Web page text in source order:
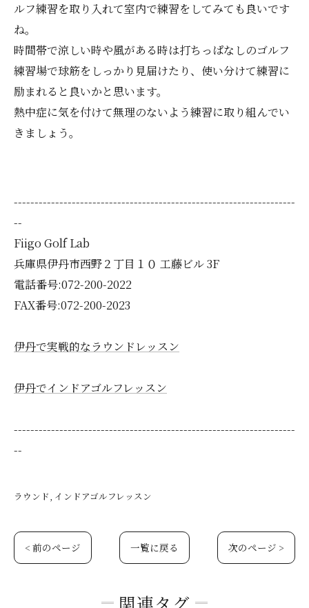
ルフ練習を取り入れて室内で練習をしてみても良いです
ね。
時間帯で涼しい時や風がある時は打ちっぱなしのゴルフ
練習場で球筋をしっかり見届けたり、使い分けて練習に
励まれると良いかと思います。
熱中症に気を付けて無理のないよう練習に取り組んでい
きましょう。
--------------------------------------------------------------------
--
Fiigo Golf Lab
兵庫県伊丹市西野２丁目１０ 工藤ビル 3F
電話番号:072-200-2022
FAX番号:072-200-2023
伊丹で実戦的なラウンドレッスン
伊丹でインドアゴルフレッスン
--------------------------------------------------------------------
--
ラウンド インドアゴルフレッスン
< 前のページ 一覧に戻る 次のページ >
関連タグ